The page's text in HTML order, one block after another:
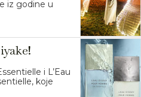
iz godine u
i L’Eau
koje